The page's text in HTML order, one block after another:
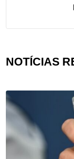
NOTÍCIAS